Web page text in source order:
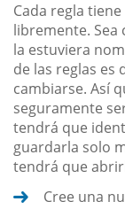
Cada regla
libremente. Sea
la estuviera
de las reglas es
cambiarse. Así
seguramente
tendrá que
guardarla solo
tendrá que
Cree una